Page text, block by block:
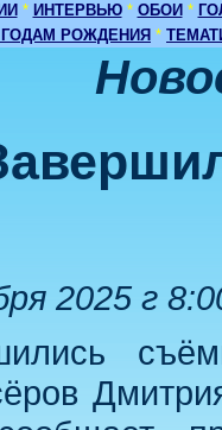
* ИНТЕРВЬЮ * ОБОИ *
РОЖДЕНИЯ *
2025 г